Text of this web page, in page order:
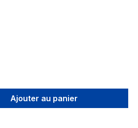
la quantité
Ajouter au panier